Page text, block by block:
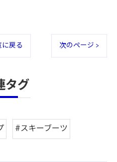
戻る 次のページ >
タグ
#スキーブーツ